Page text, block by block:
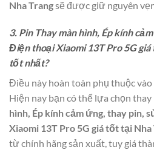
Nha Trangsẽ được giữ nguyên
3. Pin Thay màn hình, Ép kính
Điện thoại Xiaomi 13T Pro 5G
tốt nhất?
Điều này hoàn toàn phụ thuộc
Hiện nay bạn có thể lựa chọn
hình, Ép kính cảm ứng, thay pin,
Xiaomi 13T Pro 5G giá tốt tại Nha
từ chính hãng sản xuất, tuy giá